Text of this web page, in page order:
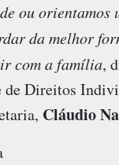
ou orientamos
da melhor
com a família,
de Direitos
Cláudio